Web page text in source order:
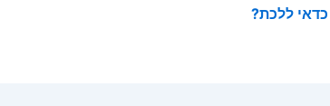
כדאי ללכת?